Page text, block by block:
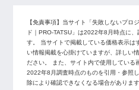
【免責事項】
当サイト「失敗しないプロ
ド｜PRO-TATSU」は2022年8月時点に
す。 当サイトで掲載している価格表示は
い情報掲載を心掛けていますが、詳しい
ださい。 また、サイト内で使用している
2022年8月調査時点のものを引用・参照
除により確認できなくなる場合があります